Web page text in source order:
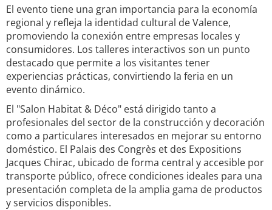
El evento tiene una gran importancia para la economía
regional y refleja la identidad cultural de Valence,
promoviendo la conexión entre empresas locales y
consumidores. Los talleres interactivos son un punto
destacado que permite a los visitantes tener
experiencias prácticas, convirtiendo la feria en un
evento dinámico.
El "Salon Habitat & Déco" está dirigido tanto a
profesionales del sector de la construcción y decoración
como a particulares interesados en mejorar su entorno
doméstico. El Palais des Congrès et des Expositions
Jacques Chirac, ubicado de forma central y accesible por
transporte público, ofrece condiciones ideales para una
presentación completa de la amplia gama de productos
y servicios disponibles.